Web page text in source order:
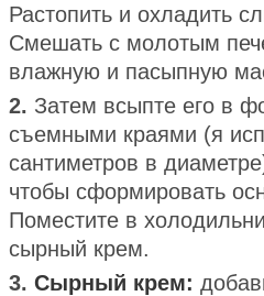
Растопить и охладить
Смешать с молотым
влажную и пасыпную
2. Затем всыпте его в
съемными краями (я
сантиметров в
чтобы сформировать
Поместите в
сырный крем.
3. Сырный крем: